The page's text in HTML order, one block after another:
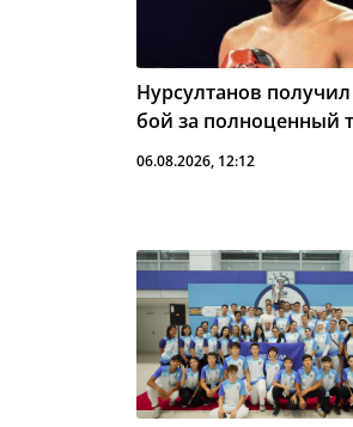
Нурсултанов
бой за полноценный
06.08.2026, 12:12